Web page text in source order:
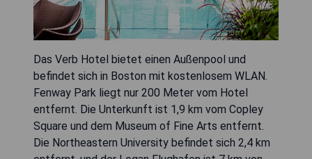
Das Verb Hotel bietet einen Außenpool und
befindet sich in Boston mit kostenlosem WLAN.
Fenway Park liegt nur 200 Meter vom Hotel
entfernt. Die Unterkunft ist 1,9 km vom Copley
Square und dem Museum of Fine Arts entfernt.
Die Northeastern University befindet sich 2,4 km